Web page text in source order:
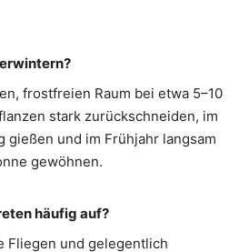
frostfreien Raum bei etwa 5–10
stark zurückschneiden, im
gießen und im Frühjahr langsam
gewöhnen.
häufig auf?
Fliegen und gelegentlich